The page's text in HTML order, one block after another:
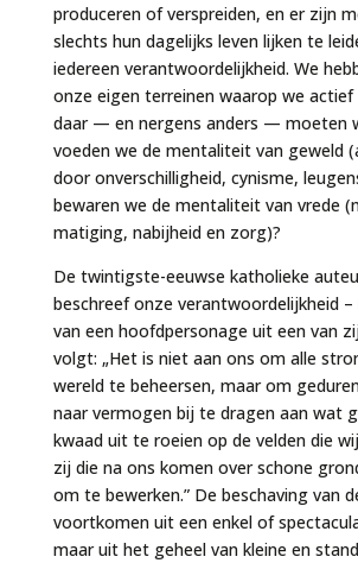
produceren of verspreiden, en er zijn
slechts hun dagelijks leven lijken te
iedereen verantwoordelijkheid. We
onze eigen terreinen waarop we
daar — en nergens anders — moeten
voeden we de mentaliteit van geweld
door onverschilligheid, cynisme,
bewaren we de mentaliteit van vrede
matiging, nabijheid en zorg)?
De twintigste-eeuwse katholieke
beschreef onze verantwoordelijkheid
van een hoofdpersonage uit een van
volgt: „Het is niet aan ons om alle
wereld te beheersen, maar om
naar vermogen bij te dragen aan wat
kwaad uit te roeien op de velden die
zij die na ons komen over schone
om te bewerken.” De beschaving van
voortkomen uit een enkel of
maar uit het geheel van kleine en